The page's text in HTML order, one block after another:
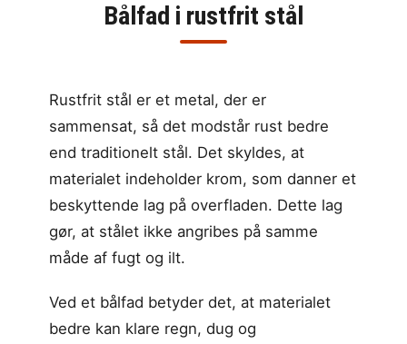
Bålfad i rustfrit stål
Rustfrit stål er et metal, der er
sammensat, så det modstår rust bedre
end traditionelt stål. Det skyldes, at
materialet indeholder krom, som danner et
beskyttende lag på overfladen. Dette lag
gør, at stålet ikke angribes på samme
måde af fugt og ilt.
Ved et bålfad betyder det, at materialet
bedre kan klare regn, dug og